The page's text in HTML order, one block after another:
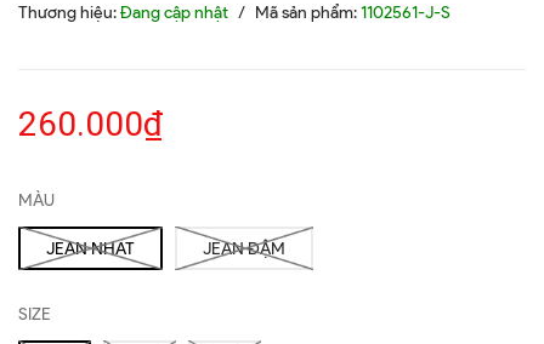
Thương hiệu:Đang cập nhật / Mã sản phẩm:1102561-J-S
260.000₫
MÀU
JEAN NHẠT JEAN ĐẬM
SIZE